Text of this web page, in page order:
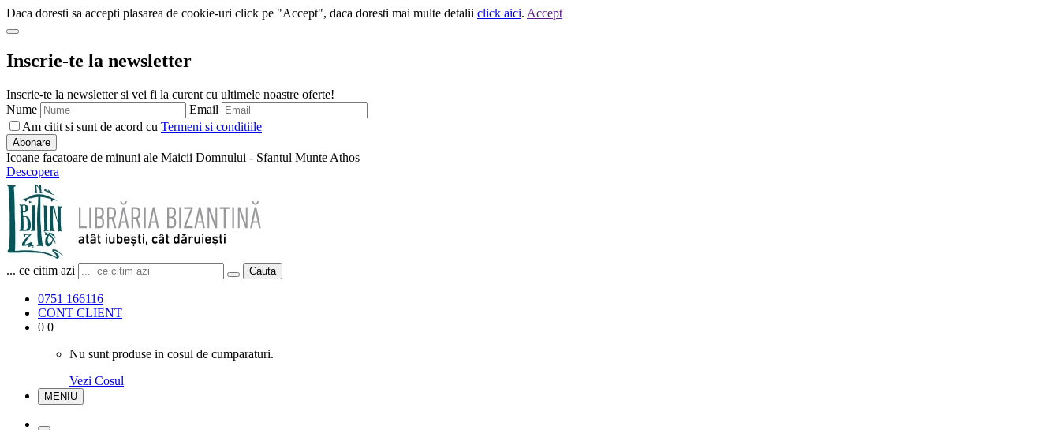
Daca doresti sa accepti plasarea de cookie-uri click pe "Accept", daca doresti mai multe detalii click aici. Accept
Inscrie-te la newsletter
Inscrie-te la newsletter si vei fi la curent cu ultimele noastre oferte!
Nume
Email
Am citit si sunt de acord cu Termeni si conditiile
Abonare
Icoane facatoare de minuni ale Maicii Domnului - Sfantul Munte Athos
Descopera
... ce citim azi Cauta
0751 166116
CONT CLIENT
0 0
Nu sunt produse in cosul de cumparaturi.
Vezi Cosul
MENIU